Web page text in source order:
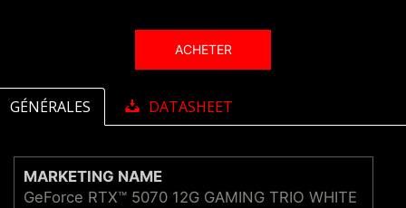
ACHETER
GÉNÉRALES DATASHEET
MARKETING NAME
GeForce RTX™ 5070 12G GAMING TRIO WHITE